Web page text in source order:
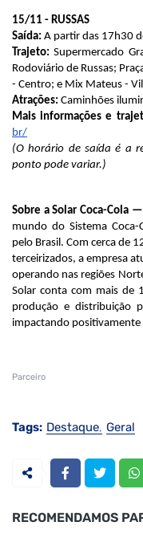
15/11 - RUSSAS
Saída: A partir das 17h30
Trajeto: Supermercado
Rodoviário de Russas;
- Centro; e Mix Mateus -
Atrações: Caminhões
Mais informações e
br/
(O horário de saída é a
ponto pode variar.)
Sobre a Solar Coca-Cola —
mundo do Sistema
pelo Brasil. Com cerca de
terceirizados, a empresa
operando nas regiões
Solar conta com mais de
produção e distribuição
impactando positivamente
Parceiro
Tags: Destaque Geral
RECOMENDAMOS